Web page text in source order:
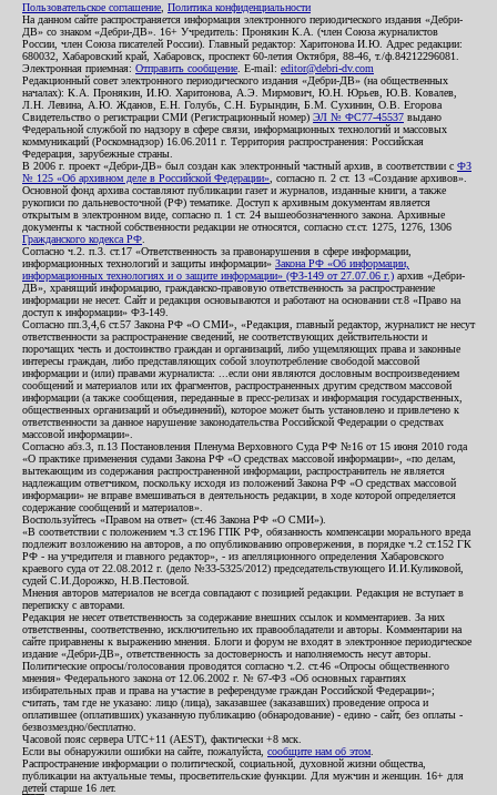
Пользовательское соглашение Политика конфиденциальности
На данном сайте распространяется информация электронного периодического издания «Дебри-
ДВ» со знаком «Дебри-ДВ». 16+ Учредитель: Пронякин К.А. (член Союза журналистов
России, член Союза писателей России). Главный редактор: Харитонова И.Ю. Адрес редакции:
680032, Хабаровский край, Хабаровск, проспект 60-летия Октября, 88-46, т./ф.84212296081.
Электронная приемная: Отправить сообщение . E-mail: editor@debri-dv.com
Редакционный совет электронного периодического издания «Дебри-ДВ» (на общественных
началах): К.А. Пронякин, И.Ю. Харитонова, А.Э. Мирмович, Ю.Н. Юрьев, Ю.В. Ковалев,
Л.Н. Левина, А.Ю. Жданов, Е.Н. Голубь, С.Н. Бурындин, Б.М. Сухинин, О.В. Егорова
Свидетельство о регистрации СМИ (Регистрационный номер) ЭЛ № ФС77-45537 выдано
Федеральной службой по надзору в сфере связи, информационных технологий и массовых
коммуникаций (Роскомнадзор) 16.06.2011 г. Территория распространения: Российская
Федерация, зарубежные страны.
В 2006 г. проект «Дебри-ДВ» был создан как электронный частный архив, в соответствии с ФЗ
№ 125 «Об архивном деле в Российской Федерации» , согласно п. 2 ст. 13 «Создание архивов».
Основной фонд архива составляют публикации газет и журналов, изданные книги, а также
рукописи по дальневосточной (РФ) тематике. Доступ к архивным документам является
открытым в электронном виде, согласно п. 1 ст. 24 вышеобозначенного закона. Архивные
документы к частной собственности редакции не относятся, согласно ст.ст. 1275, 1276, 1306
Гражданского кодекса РФ
Согласно ч.2. п.3. ст.17 «Ответственность за правонарушения в сфере информации,
информационных технологий и защиты информации» Закона РФ «Об информации,
информационных технологиях и о защите информации» (ФЗ-149 от 27.07.06 г.) архив «Дебри-
ДВ», хранящий информацию, гражданско-правовую ответственность за распространение
информации не несет. Сайт и редакция основываются и работают на основании ст.8 «Право на
доступ к информации» ФЗ-149.
Согласно пп.3,4,6 ст.57 Закона РФ «О СМИ», «Редакция, главный редактор, журналист не несут
ответственности за распространение сведений, не соответствующих действительности и
порочащих честь и достоинство граждан и организаций, либо ущемляющих права и законные
интересы граждан, либо представляющих собой злоупотребление свободой массовой
информации и (или) правами журналиста: ...если они являются дословным воспроизведением
сообщений и материалов или их фрагментов, распространенных другим средством массовой
информации (а также сообщения, переданные в пресс-релизах и информация государственных,
общественных организаций и объединений), которое может быть установлено и привлечено к
ответственности за данное нарушение законодательства Российской Федерации о средствах
массовой информации».
Согласно абз.3, п.13 Постановления Пленума Верховного Суда РФ №16 от 15 июня 2010 года
«О практике применения судами Закона РФ «О средствах массовой информации», «по делам,
вытекающим из содержания распространенной информации, распространитель не является
надлежащим ответчиком, поскольку исходя из положений Закона РФ «О средствах массовой
информации» не вправе вмешиваться в деятельность редакции, в ходе которой определяется
содержание сообщений и материалов».
Воспользуйтесь «Правом на ответ» (ст.46 Закона РФ «О СМИ»).
«В соответствии с положением ч.3 ст.196 ГПК РФ, обязанность компенсации морального вреда
подлежит возложению на авторов, а по опубликованию опровержения, в порядке ч.2 ст.152 ГК
РФ - на учредителя и главного редактор», - из апелляционного определения Хабаровского
краевого суда от 22.08.2012 г. (дело №33-5325/2012) председательствующего И.И.Куликовой,
судей С.И.Дорожко, Н.В.Пестовой.
Мнения авторов материалов не всегда совпадают с позицией редакции. Редакция не вступает в
переписку с авторами.
Редакция не несет ответственность за содержание внешних ссылок и комментариев. За них
ответственны, соответственно, исключительно их правообладатели и авторы. Комментарии на
сайте приравнены к выражению мнения. Блоги и форум не входят в электронное периодическое
издание «Дебри-ДВ», ответственность за достоверность и наполняемость несут авторы.
Политические опросы/голосования проводятся согласно ч.2. ст.46 «Опросы общественного
мнения» Федерального закона от 12.06.2002 г. № 67-ФЗ «Об основных гарантиях
избирательных прав и права на участие в референдуме граждан Российской Федерации»;
считать, там где не указано: лицо (лица), заказавшее (заказавших) проведение опроса и
оплатившее (оплативших) указанную публикацию (обнародование) - едино - сайт, без оплаты -
безвозмездно/бесплатно.
Часовой пояс сервера UTC+11 (AEST), фактически +8 мск.
Если вы обнаружили ошибки на сайте, пожалуйста, сообщите нам об этом
Распространение информации о политической, социальной, духовной жизни общества,
публикации на актуальные темы, просветительские функции. Для мужчин и женщин. 16+ для
детей старше 16 лет.